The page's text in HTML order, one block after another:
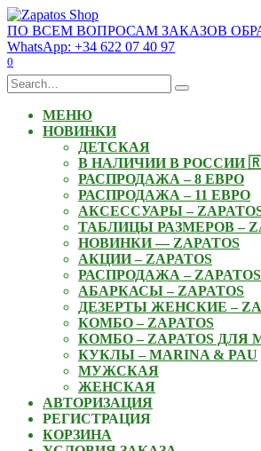
Skip
to
content
ПО ВСЕМ ВОПРОСАМ ЗАКАЗОВ
WhatsApp: +34 622 07 40 97
0
Search
for:
МЕНЮ
НОВИНКИ
ДЕТСКАЯ
В НАЛИЧИИ В РОССИИ
РАСПРОДАЖА – 8 ЕВРО
РАСПРОДАЖА – 11 ЕВРО
АКСЕССУАРЫ –
ТАБЛИЦЫ РАЗМЕРОВ –
НОВИНКИ — ZAPATOS
АКЦИИ – ZAPATOS
РАСПРОДАЖА – ZAPATOS
АБАРКАСЫ – ZAPATOS
ДЕЗЕРТЫ ЖЕНСКИЕ –
КОМБО – ZAPATOS
КОМБО – ZAPATOS
КУКЛЫ – MARINA & PAU
МУЖСКАЯ
ЖЕНСКАЯ
АВТОРИЗАЦИЯ
РЕГИСТРАЦИЯ
КОРЗИНА